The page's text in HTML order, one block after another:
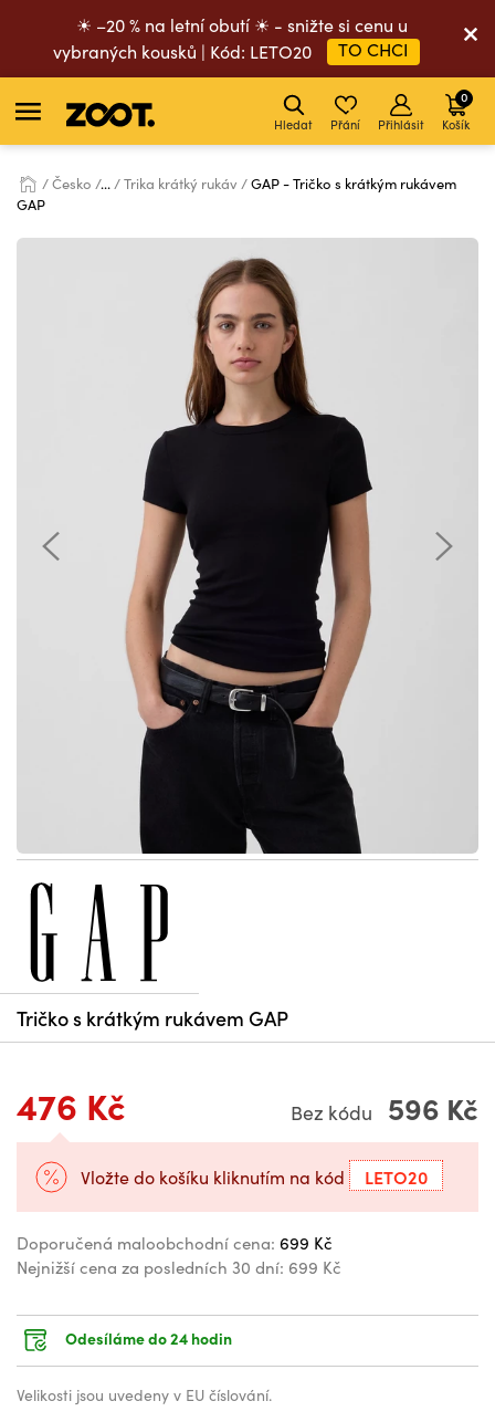
☀ –20 % na letní obutí ☀ - snižte si cenu u
vybraných kousků | Kód: LETO20
TO CHCI
Hledat Přání Přihlásit Košík
0
Česko ... Trika krátký rukáv
GAP - Tričko s krátkým rukávem
GAP
Tričko s krátkým rukávem GAP
476 Kč Bez kódu 596 Kč
Vložte do košíku kliknutím na kód LETO20
Doporučená maloobchodní cena: 699 Kč
Nejnižší cena za posledních 30 dní: 699 Kč
Odesíláme do 24 hodin
Velikosti jsou uvedeny v EU číslování.